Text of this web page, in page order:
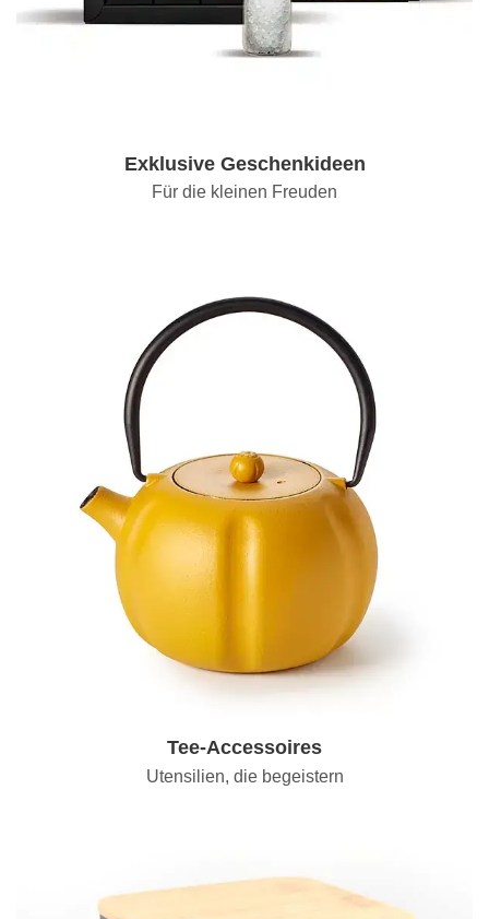
Exklusive Geschenkideen
Für die kleinen Freuden
Tee-Accessoires
Utensilien, die begeistern